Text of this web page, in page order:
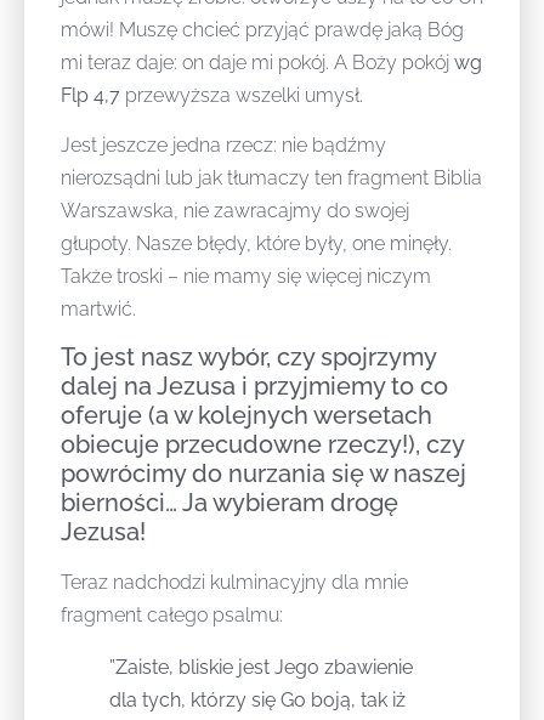
mówi! Muszę chcieć przyjąć prawdę jaką Bóg
mi teraz daje: on daje mi pokój. A Boży pokój wg
Flp 4,7 przewyższa wszelki umysł.
Jest jeszcze jedna rzecz: nie bądźmy
nierozsądni lub jak tłumaczy ten fragment Biblia
Warszawska, nie zawracajmy do swojej
głupoty. Nasze błędy, które były, one minęły.
Także troski – nie mamy się więcej niczym
martwić.
To jest nasz wybór, czy spojrzymy
dalej na Jezusa i przyjmiemy to co
oferuje (a w kolejnych wersetach
obiecuje przecudowne rzeczy!), czy
powrócimy do nurzania się w naszej
bierności… Ja wybieram drogę
Jezusa!
Teraz nadchodzi kulminacyjny dla mnie
fragment całego psalmu:
”Zaiste, bliskie jest Jego zbawienie
dla tych, którzy się Go boją, tak iż